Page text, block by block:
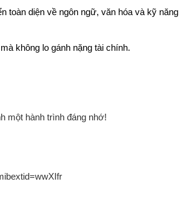
toàn diện về ngôn ngữ, văn hóa và kỹ năng
không lo gánh nặng tài chính.
một hành trình đáng nhớ!